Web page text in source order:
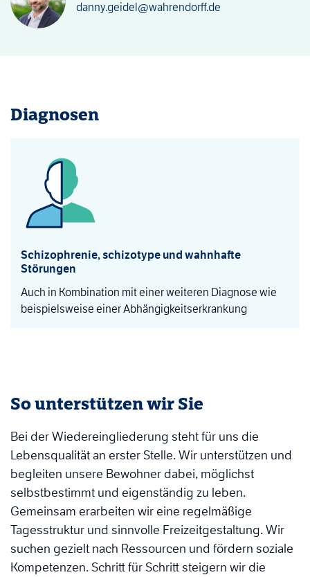
danny.geidel@wahrendorff.de
Diagnosen
Schizophrenie, schizotype und wahnhafte
Störungen
Auch in Kombination mit einer weiteren Diagnose wie
beispielsweise einer Abhängigkeitserkrankung
So unterstützen wir Sie
Bei der Wiedereingliederung steht für uns die
Lebensqualität an erster Stelle. Wir unterstützen und
begleiten unsere Bewohner dabei, möglichst
selbstbestimmt und eigenständig zu leben.
Gemeinsam erarbeiten wir eine regelmäßige
Tagesstruktur und sinnvolle Freizeitgestaltung. Wir
suchen gezielt nach Ressourcen und fördern soziale
Kompetenzen. Schritt für Schritt steigern wir die